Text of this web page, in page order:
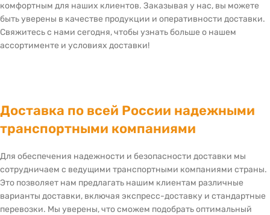
комфортным для наших клиентов. Заказывая у нас, вы можете
быть уверены в качестве продукции и оперативности доставки.
Свяжитесь с нами сегодня, чтобы узнать больше о нашем
ассортименте и условиях доставки!
Доставка по всей России надежными
транспортными компаниями
Для обеспечения надежности и безопасности доставки мы
сотрудничаем с ведущими транспортными компаниями страны.
Это позволяет нам предлагать нашим клиентам различные
варианты доставки, включая экспресс-доставку и стандартные
перевозки. Мы уверены, что сможем подобрать оптимальный